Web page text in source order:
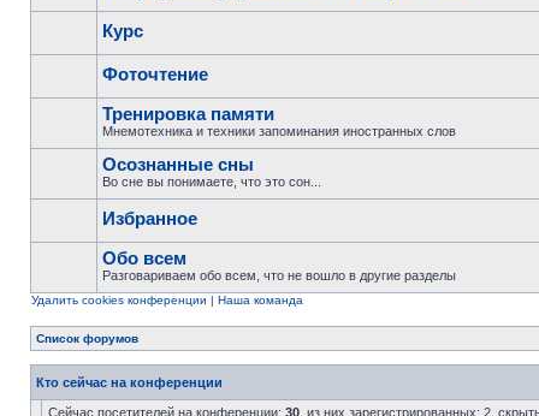
Курс
Фоточтение
Тренировка памяти
Мнемотехника и техники запоминания иностранных слов
Осознанные сны
Во сне вы понимаете, что это сон...
Избранное
Обо всем
Разговариваем обо всем, что не вошло в другие разделы
Удалить cookies конференции | Наша команда
Список форумов
Кто сейчас на конференции
Сейчас посетителей на конференции: 30 , из них зарегистрированных: 2,